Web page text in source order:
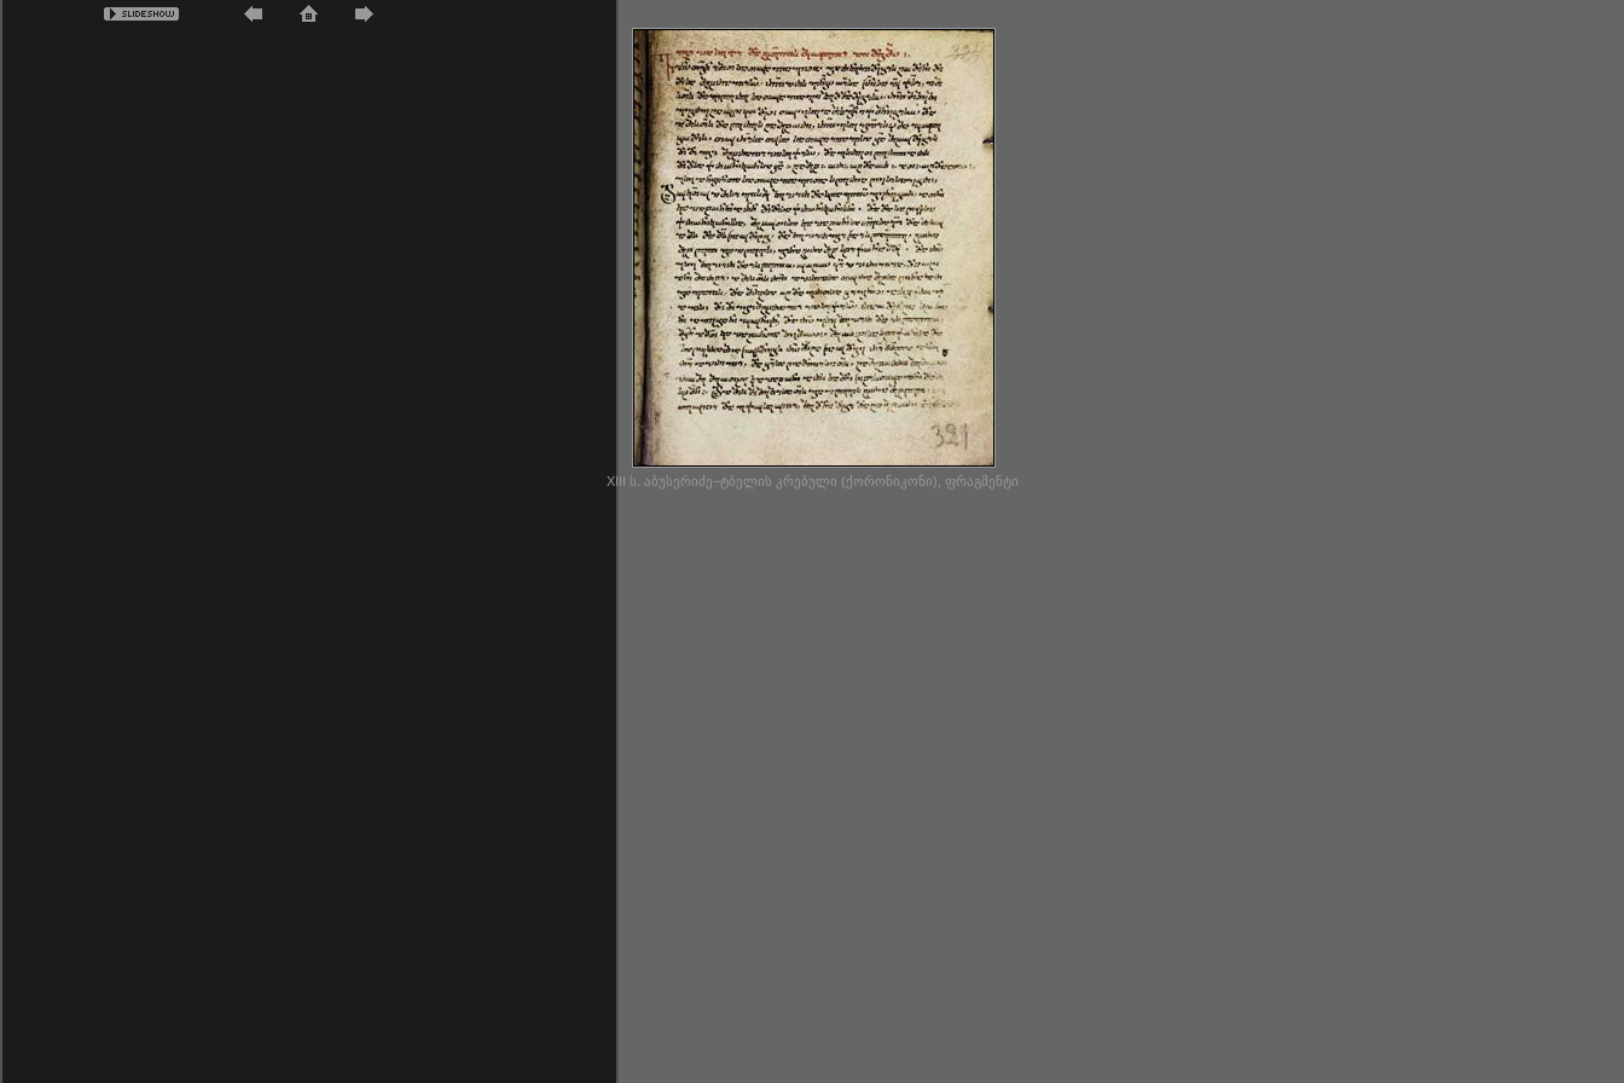
XIII ს. აბუსერიძე–ტბელის კრებული (ქორონიკონი), ფრაგმენტი